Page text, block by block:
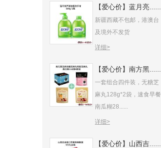
【爱心价】蓝月亮......
新疆西藏不包邮，港澳台
及境外不发货
详细>
【爱心价】南方黑......
一套组合四件装，无糖芝
麻丸128g*2袋，速食早餐
南瓜糊28......
详细>
【爱心价】山西吉......